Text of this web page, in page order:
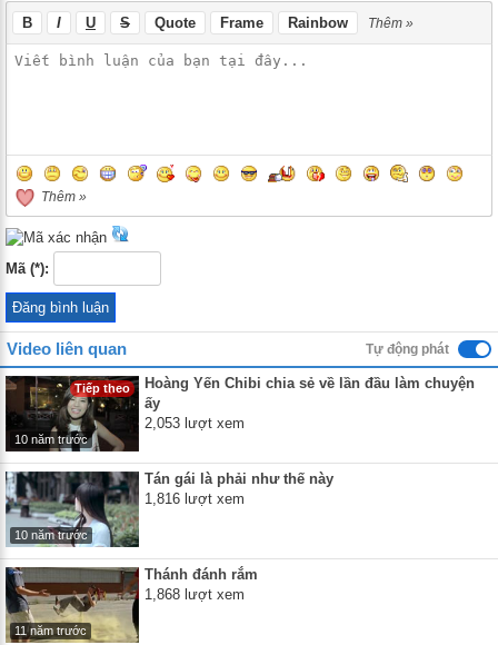
B I U S Quote Frame Rainbow Thêm »
Thêm »
Mã (*):
Video liên quan Tự động phát
Tiếp theo
10 năm trước
Hoàng Yến Chibi chia sẻ về lần đầu làm chuyện
ấy
2,053 lượt xem
10 năm trước
Tán gái là phải như thế này
1,816 lượt xem
11 năm trước
Thánh đánh rắm
1,868 lượt xem